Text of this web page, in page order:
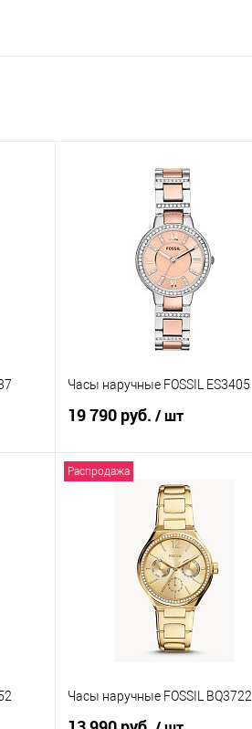
Часы наручные FOSSIL ES3405
19 790 руб. / шт
В корзину
Купить в 1 клик
В избранное
В наличии
Распродажа
Часы наручные FOSSIL BQ3722